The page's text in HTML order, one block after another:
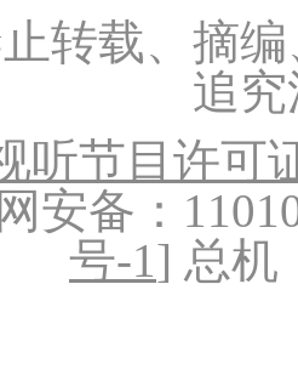
转载、摘
追
听节目许可
安备：
号-1] 总机